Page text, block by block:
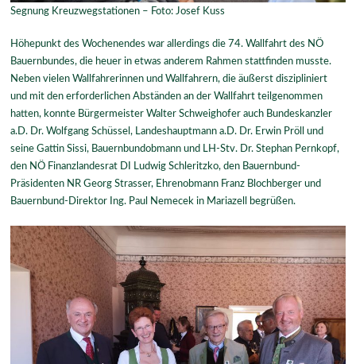
Segnung Kreuzwegstationen – Foto: Josef Kuss
Höhepunkt des Wochenendes war allerdings die 74. Wallfahrt des NÖ
Bauernbundes, die heuer in etwas anderem Rahmen stattfinden musste.
Neben vielen Wallfahrerinnen und Wallfahrern, die äußerst diszipliniert
und mit den erforderlichen Abständen an der Wallfahrt teilgenommen
hatten, konnte Bürgermeister Walter Schweighofer auch Bundeskanzler
a.D. Dr. Wolfgang Schüssel, Landeshauptmann a.D. Dr. Erwin Pröll und
seine Gattin Sissi, Bauernbundobmann und LH-Stv. Dr. Stephan Pernkopf,
den NÖ Finanzlandesrat DI Ludwig Schleritzko, den Bauernbund-
Präsidenten NR Georg Strasser, Ehrenobmann Franz Blochberger und
Bauernbund-Direktor Ing. Paul Nemecek in Mariazell begrüßen.